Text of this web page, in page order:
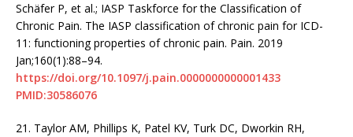
Schäfer P, et al.; IASP Taskforce for the Classification of
Chronic Pain. The IASP classification of chronic pain for ICD-
11: functioning properties of chronic pain. Pain. 2019
Jan;160(1):88–94.
https://doi.org/10.1097/j.pain.0000000000001433
PMID:30586076
21. Taylor AM, Phillips K, Patel KV, Turk DC, Dworkin RH,